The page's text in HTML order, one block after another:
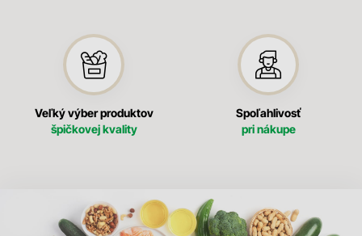
Veľký výber produktov
špičkovej kvality
Spoľahlivosť
pri nákupe